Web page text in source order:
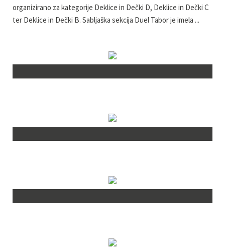
organizirano za kategorije Deklice in Dečki D, Deklice in Dečki C
ter Deklice in Dečki B. Sabljaška sekcija Duel Tabor je imela ...